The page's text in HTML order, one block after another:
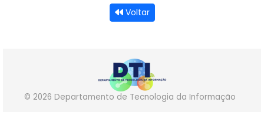
Voltar
© 2026 Departamento de Tecnologia da Informação